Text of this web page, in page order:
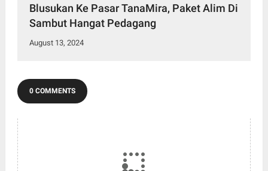
Blusukan Ke Pasar TanaMira, Paket Alim Di
Sambut Hangat Pedagang
August 13, 2024
0 COMMENTS